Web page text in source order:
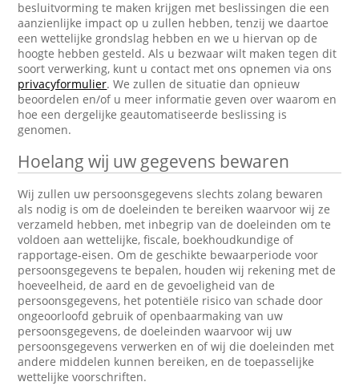
besluitvorming te maken krijgen met beslissingen die een
aanzienlijke impact op u zullen hebben, tenzij we daartoe
een wettelijke grondslag hebben en we u hiervan op de
hoogte hebben gesteld. Als u bezwaar wilt maken tegen dit
soort verwerking, kunt u contact met ons opnemen via ons
privacyformulier. We zullen de situatie dan opnieuw
beoordelen en/of u meer informatie geven over waarom en
hoe een dergelijke geautomatiseerde beslissing is
genomen.
Hoelang wij uw gegevens bewaren
Wij zullen uw persoonsgegevens slechts zolang bewaren
als nodig is om de doeleinden te bereiken waarvoor wij ze
verzameld hebben, met inbegrip van de doeleinden om te
voldoen aan wettelijke, fiscale, boekhoudkundige of
rapportage-eisen. Om de geschikte bewaarperiode voor
persoonsgegevens te bepalen, houden wij rekening met de
hoeveelheid, de aard en de gevoeligheid van de
persoonsgegevens, het potentiële risico van schade door
ongeoorloofd gebruik of openbaarmaking van uw
persoonsgegevens, de doeleinden waarvoor wij uw
persoonsgegevens verwerken en of wij die doeleinden met
andere middelen kunnen bereiken, en de toepasselijke
wettelijke voorschriften.